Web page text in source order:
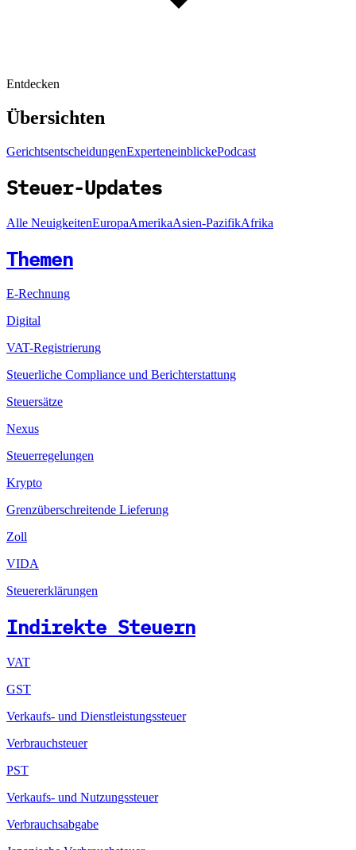
Entdecken
Übersichten
GerichtsentscheidungenExperteneinblickePodcast
Steuer-Updates
Alle NeuigkeitenEuropaAmerikaAsien-PazifikAfrika
Themen
E-Rechnung
Digital
VAT-Registrierung
Steuerliche Compliance und Berichterstattung
Steuersätze
Nexus
Steuerregelungen
Krypto
Grenzüberschreitende Lieferung
Zoll
VIDA
Steuererklärungen
Indirekte Steuern
VAT
GST
Verkaufs- und Dienstleistungssteuer
Verbrauchsteuer
PST
Verkaufs- und Nutzungssteuer
Verbrauchsabgabe